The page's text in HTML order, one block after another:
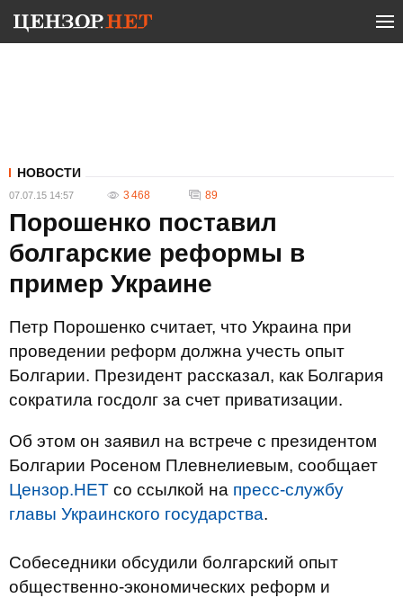
НОВОСТИ
07.07.15 14:57 3 468 89
Порошенко поставил
болгарские реформы в
пример Украине
Петр Порошенко считает, что Украина при
проведении реформ должна учесть опыт
Болгарии. Президент рассказал, как Болгария
сократила госдолг за счет приватизации.
Об этом он заявил на встрече с президентом
Болгарии Росеном Плевнелиевым, сообщает
Цензор.НЕТ со ссылкой на пресс-службу
главы Украинского государства.
Собеседники обсудили болгарский опыт
общественно-экономических реформ и